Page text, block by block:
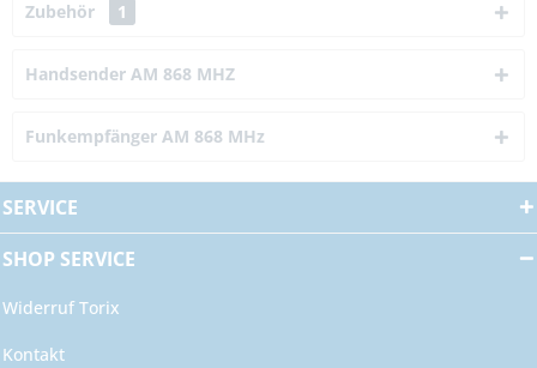
Zubehör 1
Handsender AM 868 MHZ
Funkempfänger AM 868 MHz
SERVICE
SHOP SERVICE
Widerruf Torix
Kontakt